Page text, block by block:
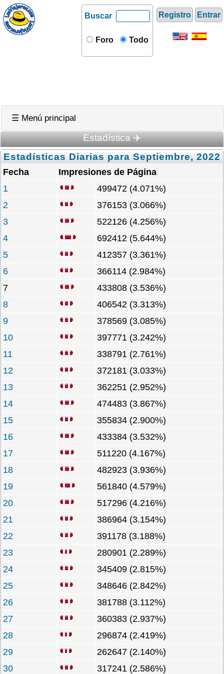
Registro Entrar
Buscar
Foro Todo
☰ Menú principal
Estadística ✈️
Estadísticas Diarias para Septiembre, 2022
Fecha
Impresiones de Página
1
499472 (4.071%)
2
376153 (3.066%)
3
522126 (4.256%)
4
692412 (5.644%)
5
412357 (3.361%)
6
366114 (2.984%)
7
433808 (3.536%)
8
406542 (3.313%)
9
378569 (3.085%)
10
397771 (3.242%)
11
338791 (2.761%)
12
372181 (3.033%)
13
362251 (2.952%)
14
474483 (3.867%)
15
355834 (2.900%)
16
433384 (3.532%)
17
511220 (4.167%)
18
482923 (3.936%)
19
561840 (4.579%)
20
517296 (4.216%)
21
386964 (3.154%)
22
391178 (3.188%)
23
280901 (2.289%)
24
345409 (2.815%)
25
348646 (2.842%)
26
381788 (3.112%)
27
360383 (2.937%)
28
296874 (2.419%)
29
262647 (2.140%)
30
317241 (2.586%)